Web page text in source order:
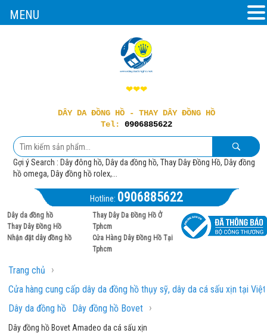
❤❤❤
DÂY DA ĐỒNG HỒ - THAY DÂY ĐỒNG HỒ
Tel: 0906885622
Gợi ý Search : Dây đông hồ, Dây da đồng hồ, Thay Dây Đồng Hồ, Dây đồng
hồ omega, Dây đồng hồ rolex,...
Hotline: 0906885622
Dây da đồng hồ
Thay Dây Đồng Hồ
Nhận đặt dây đồng hồ
Thay Dây Da Đồng Hồ Ở
Tphcm
Cửa Hàng Dây Đồng Hồ Tại
Tphcm
Trang chủ ›
Cửa hàng cung cấp dây da đồng hồ thụy sỹ, dây da cá sấu xịn tại
Dây da đồng hồ
Dây đồng hồ Bovet ›
Dây đồng hồ Bovet Amadeo da cá sấu xịn
MENU